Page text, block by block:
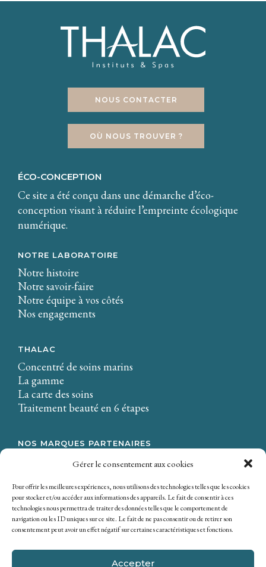
Gérer le consentement aux cookies
Pour offrir les meilleures expériences, nous utilisons des technologies telles que les cookies
pour stocker et/ou accéder aux informations des appareils. Le fait de consentir à ces
technologies nous permettra de traiter des données telles que le comportement de
navigation ou les ID uniques sur ce site. Le fait de ne pas consentir ou de retirer son
consentement peut avoir un effet négatif sur certaines caractéristiques et fonctions.
Accepter
sensoriel, la peau est nourrie et l'épiderme est
reminéralisé.
NOUS CONTACTER
OÙ NOUS TROUVER ?
ÉCO-CONCEPTION
Ce site a été conçu dans une démarche d’éco-
conception visant à réduire l’empreinte écologique
numérique.
NOTRE LABORATOIRE
Notre histoire
Notre savoir-faire
Notre équipe à vos côtés
Nos engagements
THALAC
Concentré de soins marins
La gamme
La carte des soins
Traitement beauté en 6 étapes
NOS MARQUES PARTENAIRES
Mondial Beauté